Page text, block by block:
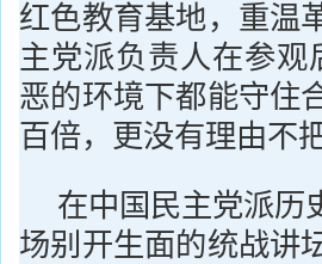
红色教育基地，重温
主党派负责人在参观
恶的环境下都能守住
百倍，更没有理由不
在中国民主党派历
场别开生面的统战讲